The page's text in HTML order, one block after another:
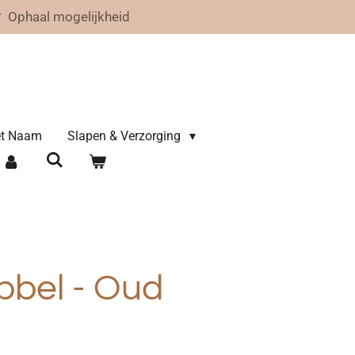
Ophaal mogelijkheid
Naam Slapen & Verzorging
- Oud